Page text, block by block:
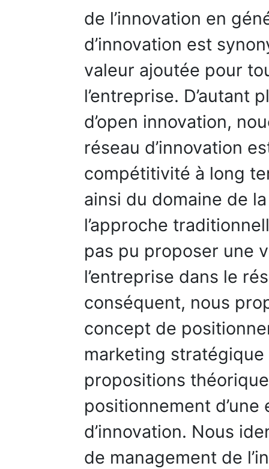
de l’innovation en
d’innovation est
valeur ajoutée pour
l’entreprise. D’autant
d’open innovation,
réseau d’innovation
compétitivité à long
ainsi du domaine de
l’approche
pas pu proposer une
l’entreprise dans le
conséquent, nous
concept de
marketing
propositions
positionnement
d’innovation. Nous
de management de